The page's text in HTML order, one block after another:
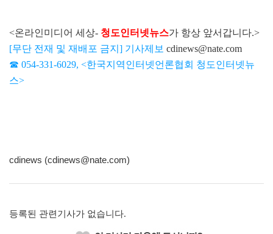
<온라인미디어 세상- 청도인터넷뉴스가 항상 앞서갑니다.>
[무단 전재 및 재배포 금지] 기사제보 cdinews@nate.com
☎ 054-331-6029, <한국지역인터넷언론협회 청도인터넷뉴
스>
cdinews (cdinews@nate.com)
등록된 관련기사가 없습니다.